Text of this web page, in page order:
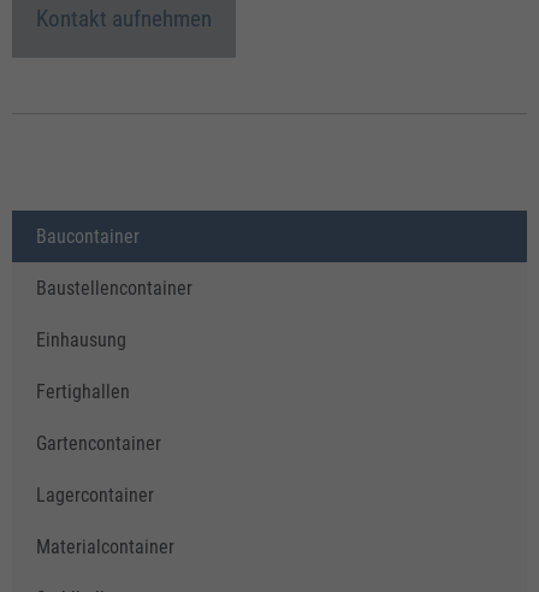
Kontakt aufnehmen
Baucontainer
Baustellencontainer
Einhausung
Fertighallen
Gartencontainer
Lagercontainer
Materialcontainer